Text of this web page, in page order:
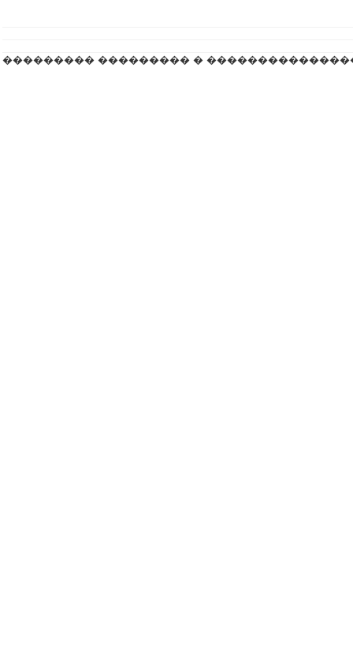
��������� ��������� �